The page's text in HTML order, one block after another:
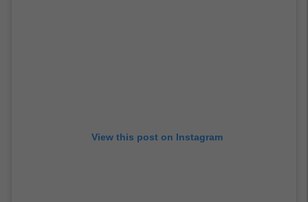
View this post on Instagram